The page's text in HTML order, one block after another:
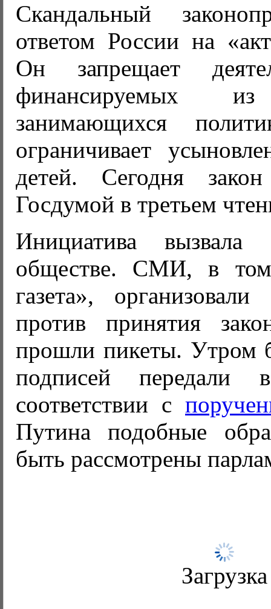
Скандальный
ответом России на
Он запрещает
занимающихся
ограничивает
детей. Сегодня
Госдумой в третьем
Инициатива
обществе. СМИ, в
газета»,
против принятия
прошли пикеты. Утром
подписей
соответствии с
Путина подобные
быть рассмотрены
Загрузка